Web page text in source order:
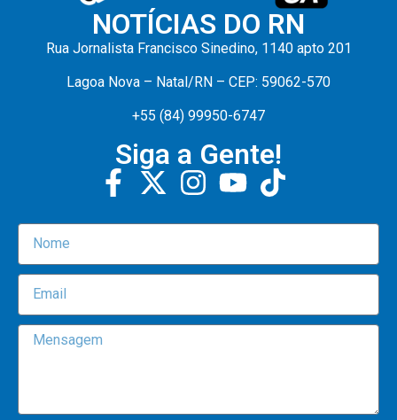
NOTÍCIAS DO RN
Rua Jornalista Francisco Sinedino, 1140 apto 201
Lagoa Nova – Natal/RN – CEP: 59062-570
+55 (84) 99950-6747
Siga a Gente!